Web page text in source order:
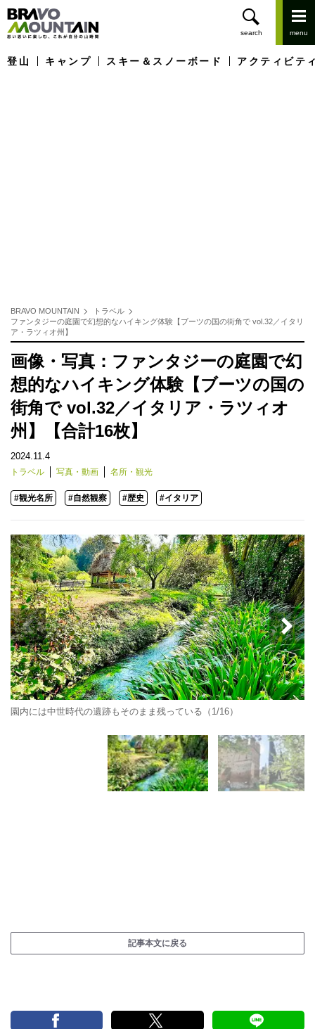
登山 キャンプ スキー＆スノーボード アクティビテ
BRAVO MOUNTAIN
トラベル
ファンタジーの庭園で幻想的なハイキング体験【ブーツの国の街角で vol.32／イタリ
ア・ラツィオ州】
画像・写真：ファンタジーの庭園で幻
想的なハイキング体験【ブーツの国の
街角で vol.32／イタリア・ラツィオ
州】【合計16枚】
2024.11.4
トラベル 写真・動画 名所・観光
#観光名所 #自然観察 #歴史 #イタリア
園内には中世時代の遺跡もそのまま残っている（1/16）
記事本文に戻る